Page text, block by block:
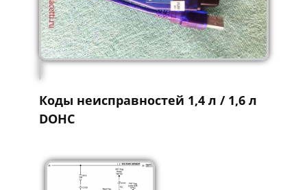
Коды неисправностей 1,4 л / 1,6 л
DOHC